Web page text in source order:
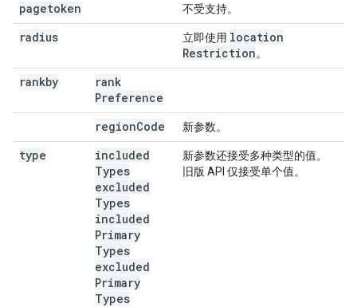
pagetoken 不受支持。
radius 立即使用 location
Restriction。
rankby
rank
Preference
regionCode 新参数。
type
included
Types
excluded
Types
included
Primary
Types
excluded
Primary
Types
新参数还接受多种类型的值。
旧版 API 仅接受单个值。